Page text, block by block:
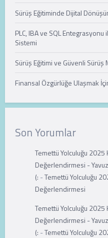
Sürüş Eğitiminde Dijital
PLC, IBA ve SQL
Sistemi
Sürüş Eğitimi ve Güvenli Sürüş
Finansal Özgürlüğe Ulaşmak
Son Yorumlar
Temettü Yolculuğu
Değerlendirmesi - Yavuz
(: -Temettü Yolculuğu
Değerlendirmesi
Temettü Yolculuğu
Değerlendirmesi - Yavuz
(: -Temettü Yolculuğu